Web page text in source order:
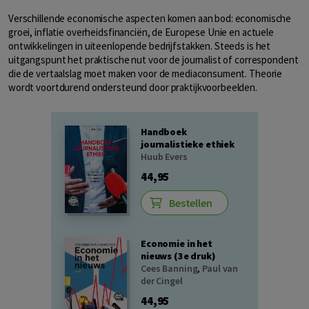
Verschillende economische aspecten komen aan bod: economische
groei, inflatie overheidsfinanciën, de Europese Unie en actuele
ontwikkelingen in uiteenlopende bedrijfstakken. Steeds is het
uitgangspunt het praktische nut voor de journalist of correspondent
die de vertaalslag moet maken voor de mediaconsument. Theorie
wordt voortdurend ondersteund door praktijkvoorbeelden.
Handboek
journalistieke ethiek
Huub Evers
44,95
Bestellen
Economie in het
nieuws (3e druk)
Cees Banning, Paul van
der Cingel
44,95